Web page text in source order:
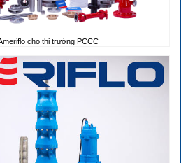
cho thị trường PCCC